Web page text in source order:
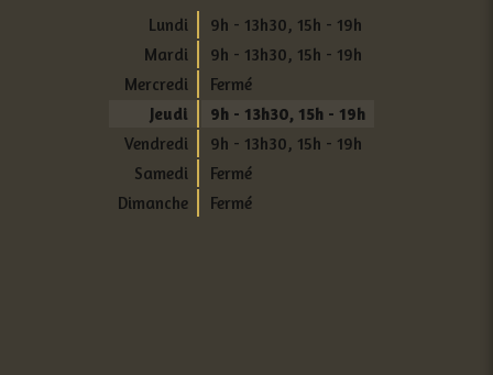
Lundi 9h - 13h30, 15h - 19h
Mardi
9h - 13h30, 15h - 19h
Mercredi
Fermé
Jeudi
9h - 13h30, 15h - 19h
Vendredi
9h - 13h30, 15h - 19h
Samedi
Fermé
Dimanche
Fermé